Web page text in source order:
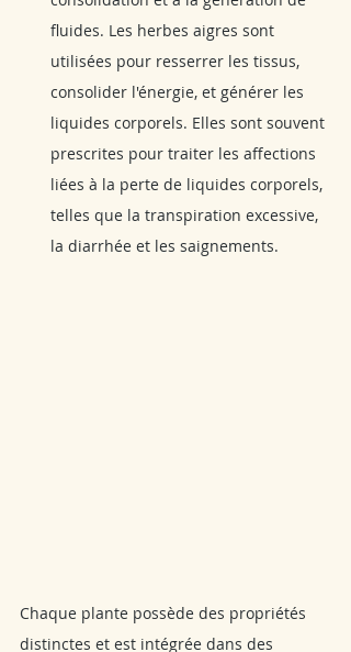
fluides. Les herbes aigres sont
utilisées pour resserrer les tissus,
consolider l'énergie, et générer les
liquides corporels. Elles sont souvent
prescrites pour traiter les affections
liées à la perte de liquides corporels,
telles que la transpiration excessive,
la diarrhée et les saignements.
Chaque plante possède des propriétés
distinctes et est intégrée dans des